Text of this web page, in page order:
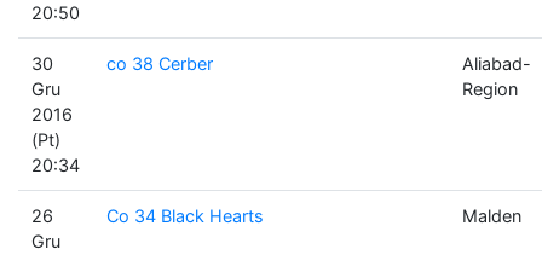
20:50
30
Gru
2016
(Pt)
20:34
co 38 Cerber
Aliabad-
Region
26
Gru
Co 34 Black Hearts Malden